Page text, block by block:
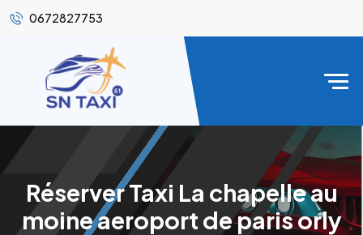
0672827753
Réserver Taxi La chapelle au
moine aeroport de paris orly